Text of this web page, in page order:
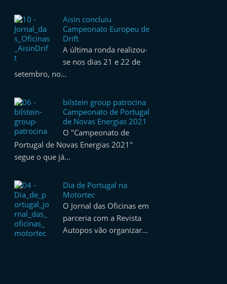
Aisin concluiu
Campeonato Europeu de
Drift
A última ronda realizou-
se nos dias 21 e 22 de
setembro, no…
bilstein group patrocina
Campeonato de Portugal
de Novas Energias 2021
O "Campeonato de
Portugal de Novas Energias 2021"
segue o que já…
Dia de Portugal na
Motortec
O Jornal das Oficinas em
parceria com a Revista
Autopos vão organizar…